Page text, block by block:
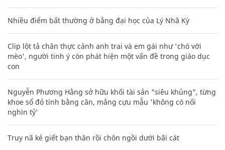
Nhiều điểm bất thường ở bằng đại học của Lý Nhã Kỳ
Clip lột tả chân thực cảnh anh trai và em gái như 'chó với
mèo', người tinh ý còn phát hiện một vấn đề trong giáo dục
con
Nguyễn Phương Hằng sở hữu khối tài sản "siêu khủng", từng
khoe sổ đỏ tính bằng cân, mắng cựu mẫu 'không có nổi
nghìn tỷ'
Truy nã kẻ giết bạn thân rồi chôn ngồi dưới bãi cát